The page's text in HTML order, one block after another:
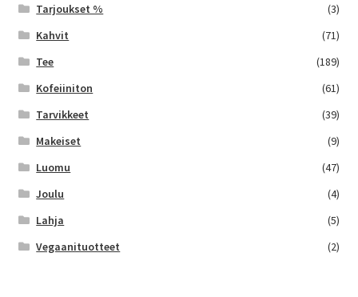
Tarjoukset %
(3)
Kahvit
(71)
Tee
(189)
Kofeiiniton
(61)
Tarvikkeet
(39)
Makeiset
(9)
Luomu
(47)
Joulu
(4)
Lahja
(5)
Vegaanituotteet
(2)